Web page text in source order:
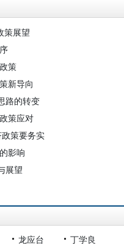
策展望
策
新导向
路的转变
策应对
策要务实
影响
展望
龙应台 丁学良